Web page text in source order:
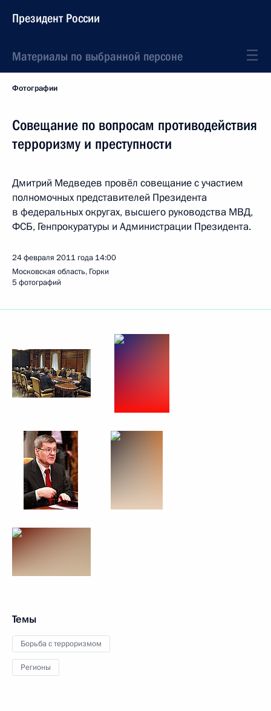
Президент России
Материалы по выбранной персоне
Фотографии
Совещание по вопросам противодействия
терроризму и преступности
Дмитрий Медведев провёл совещание с участием
полномочных представителей Президента
в федеральных округах, высшего руководства МВД,
ФСБ, Генпрокуратуры и Администрации Президента.
24 февраля 2011 года 14:00
Московская область, Горки
5 фотографий
Темы
Борьба с терроризмом
Регионы